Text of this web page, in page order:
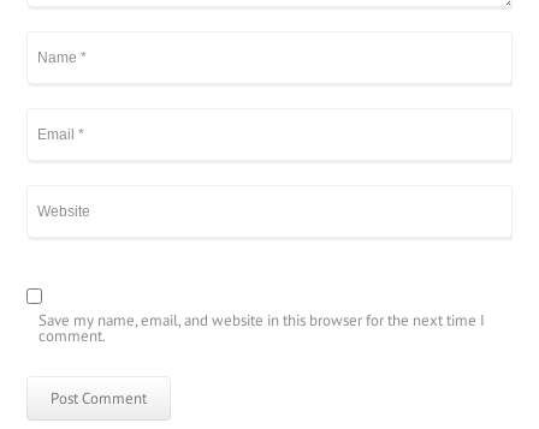
Save my name, email, and website in this browser for the next time I
comment.